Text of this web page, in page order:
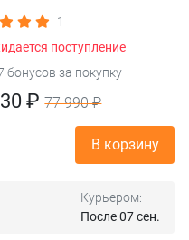
1
поступление
бонусов за покупку
₽77 990 ₽
В корзину
Курьером:
После 07 сен.